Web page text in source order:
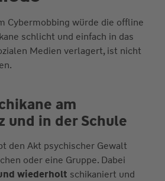
Cybermobbing würde die offline
schlicht und einfach in das
Medien verlagert, ist nicht
am
und in der Schule
den Akt psychischer Gewalt
oder eine Gruppe. Dabei
wiederholt schikaniert und